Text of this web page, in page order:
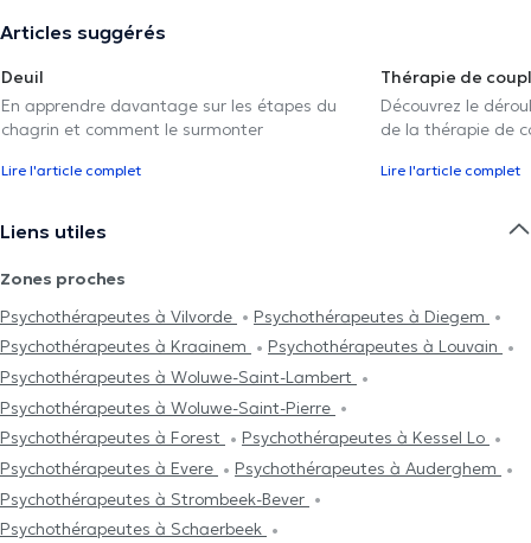
Articles suggérés
Deuil
En apprendre davantage sur les étapes du
chagrin et comment le surmonter
Lire l'article complet
Thérapie de
Découvrez le
de la thérapie de
Lire l'article complet
Liens utiles
Zones proches
Psychothérapeutes à Vilvorde
Psychothérapeutes à Diegem
Psychothérapeutes à Kraainem
Psychothérapeutes à Louvain
Psychothérapeutes à Woluwe-Saint-Lambert
Psychothérapeutes à Woluwe-Saint-Pierre
Psychothérapeutes à Forest
Psychothérapeutes à Kessel Lo
Psychothérapeutes à Evere
Psychothérapeutes à Auderghem
Psychothérapeutes à Strombeek-Bever
Psychothérapeutes à Schaerbeek